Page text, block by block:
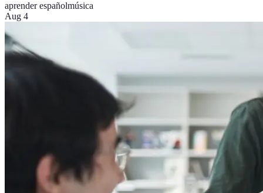
aprender españolmúsica
Aug 4